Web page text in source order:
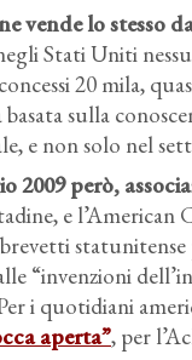
ne vende lo
Stati Uniti
20 mila,
basata sulla
e non solo nel
2009 però,
e l’American
“invenzioni
i quotidiani
aperta”, per